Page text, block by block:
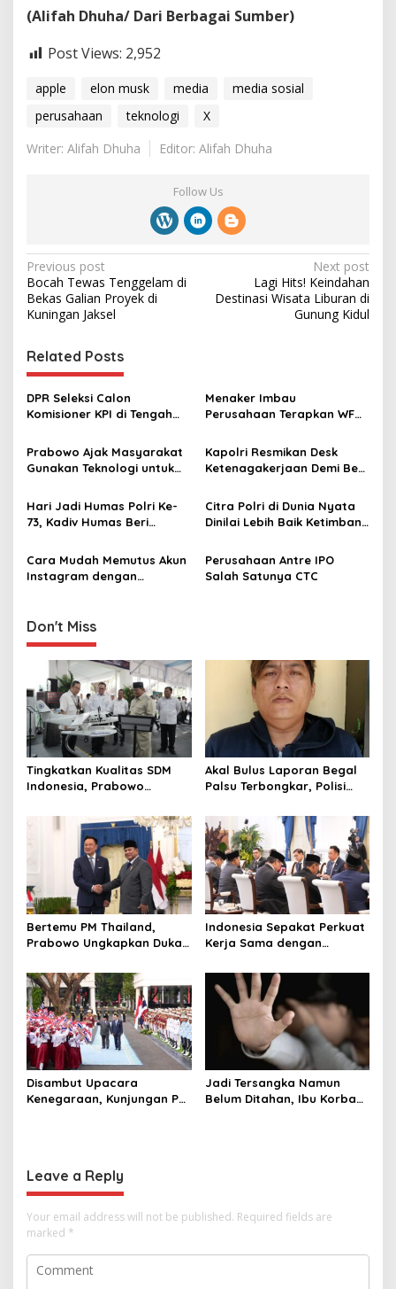
(Alifah Dhuha/ Dari Berbagai Sumber)
Post Views: 2,952
apple elon musk media
media sosial
perusahaan
teknologi
X
Writer: Alifah Dhuha
Editor: Alifah Dhuha
Follow Us
P
o
s
t
n
a
v
i
g
t
o
Previous post
Bocah Tewas Tenggelam di
Bekas Galian Proyek di
Kuningan Jaksel
Next post
Lagi Hits! Keindahan
Destinasi Wisata Liburan di
Gunung Kidul
Related Posts
DPR Seleksi Calon
Komisioner KPI di Tengah
Menaker Imbau
Perusahaan Terapkan WFH
Prabowo Ajak Masyarakat
Gunakan Teknologi untuk
Menyimpang!
Kapolri Resmikan Desk
Ketenagakerjaan Demi Beri
Kaum Buruh
Hari Jadi Humas Polri Ke-
73, Kadiv Humas Beri
Personel dan Media Ibadah
Umroh
Citra Polri di Dunia Nyata
Dinilai Lebih Baik Ketimbang
Cara Mudah Memutus Akun
Instagram dengan
Perusahaan Antre IPO
Salah Satunya CTC
Don't Miss
Tingkatkan Kualitas SDM
Indonesia, Prabowo
hingga Undang Universitas
Terbaik Dunia
Akal Bulus Laporan Begal
Palsu Terbongkar, Polisi
Perusahaan untuk Crypto
Bertemu PM Thailand,
Prabowo Ungkapkan Duka
Selamat Ulang Tahun ke
Raja Thailand
Indonesia Sepakat Perkuat
Kerja Sama dengan
hingga Ekonomi Digital
Disambut Upacara
Kenegaraan, Kunjungan PM
Jadi Tersangka Namun
Belum Ditahan, Ibu Korban
Leave a Reply
Your email address will not be published. Required fields are
marked *